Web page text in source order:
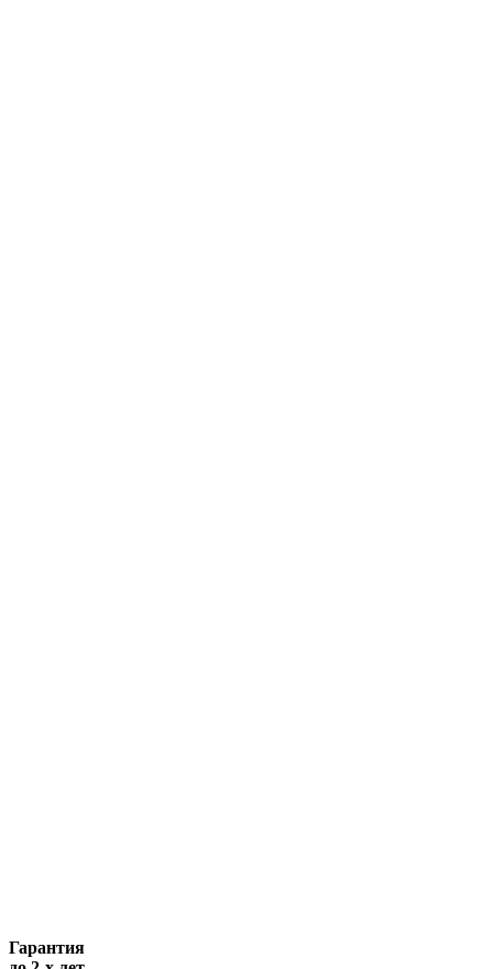
Гарантия